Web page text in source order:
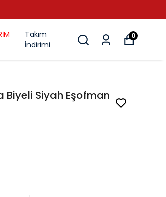
Takım
İndirimi
0
Biyeli Siyah Eşofman